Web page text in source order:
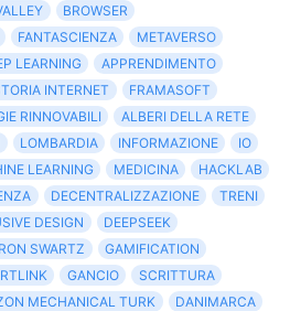
BROWSER
FANTASCIENZA
METAVERSO
LEARNING
APPRENDIMENTO
INTERNET
FRAMASOFT
RINNOVABILI
ALBERI DELLA RETE
LOMBARDIA INFORMAZIONE
IO
LEARNING MEDICINA
HACKLAB
DECENTRALIZZAZIONE
TRENI
DESIGN
DEEPSEEK
SWARTZ
GAMIFICATION
GANCIO
SCRITTURA
MECHANICAL TURK
DANIMARCA